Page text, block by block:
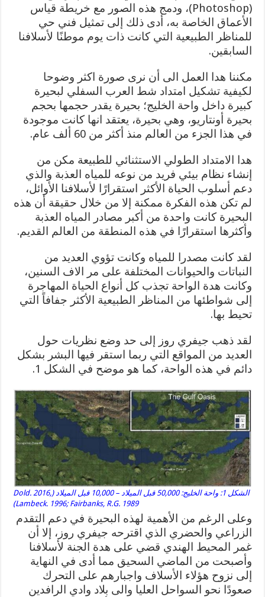
(Photoshop)، ودمج هذه الصور مع خريطة قياس
الأعماق الخاصة به، أدى ذلك إلى تمثيل فني حي
للمناظر الطبيعية التي كانت ذات يوم موطنًا لأسلافنا
السابقين.
مكننا هدا العمل الى أن نرى صورة اكثر وضوحا
لكيفية تشكيل امتداد شط العرب السفلي لبحيرة
كبيرة داخل واحة الخليج؛ بحيرة يقدر حجمها بحجم
بحيرة أونتاريو، وهي بحيرة، يعتقد انها كانت موجودة
في هذا الجزء من العالم منذ أكثر من 60 ألف عام.
هدا الامتداد الطولي الاستثنائي للطبيعة مكن من
إنشاء نظام بيئي فريد من نوعه للمياه العذبة والذي
دعم أسلوب الحياة الأكثر استقرارًا لأسلافنا الأوائل،
لم تكن هذه الفكرة ممكنة إلا من خلال حقيقة أن هذه
البحيرة كانت واحدة من أكبر مصادر المياه العذبة
وأكثرها استقرارًا في هذه المنطقة من العالم القديم.
لقد كانت مصدرا للمياه وكانت تؤوي العديد من
النباتات والحيوانات المختلفة على مر الاف السنين،
وكانت هدة الواحة تجذب كل أنواع الحياة المهاجرة
إلى شواطئها من المناظر الطبيعية الأكثر جفافاً التي
تحيط بها.
لقد ذهب جيفري روز إلى حد وضع نظريات حول
العديد من المواقع التي ربما استقر فيها البشر بشكل
دائم في هذه الواحة، كما هو موضح في الشكل 1.
الشكل 1: واحة الخليج: 50,000 قبل الميلاد – 10,000 قبل الميلاد (Dold. 2016,
Lambeck. 1996; Fairbanks, R.G. 1989)
وعلى الرغم من الأهمية لهذه البحيرة في دعم التقدم
الزراعي والحضري الذي اقترحه جيفري روز، إلا أن
غمر المحيط الهندي قضي على هدة الجنة لأسلافنا
وأصبحت من الماضي السحيق مما أدى في النهاية
إلى نزوح هؤلاء الأسلاف واجبارهم على التحرك
صعودًا نحو السواحل العليا والى بلاد وادي الرافدين